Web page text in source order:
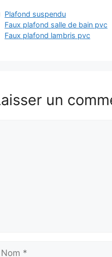
Catégories
Plafond suspendu
Faux plafond salle de bain pvc
Faux plafond lambris pvc
un